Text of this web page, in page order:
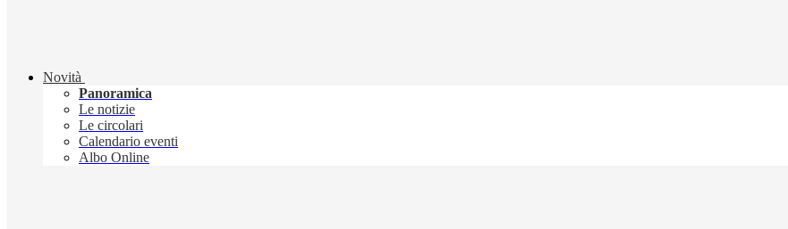
Novità
Panoramica
Le notizie
Le circolari
Calendario eventi
Albo Online